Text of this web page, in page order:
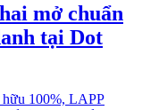
mở chuẩn
tại Dot